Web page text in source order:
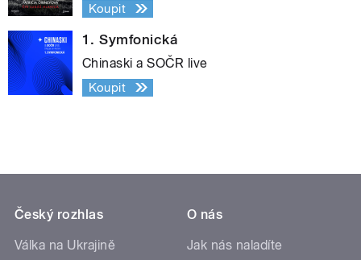
Koupit
1. Symfonická
Chinaski a SOČR live
Koupit
Český rozhlas
Válka na Ukrajině
O nás
Jak nás naladíte